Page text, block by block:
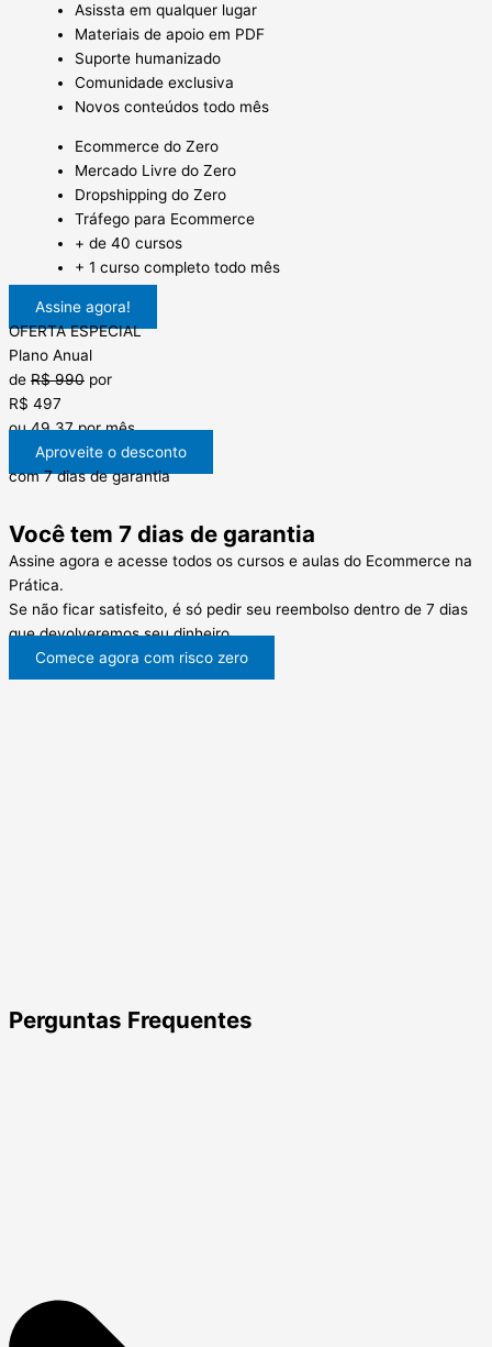
Asissta em qualquer lugar
Materiais de apoio em PDF
Suporte humanizado
Comunidade exclusiva
Novos conteúdos todo mês
Ecommerce do Zero
Mercado Livre do Zero
Dropshipping do Zero
Tráfego para Ecommerce
+ de 40 cursos
+ 1 curso completo todo mês
Assine agora!
OFERTA ESPECIAL
Plano Anual
de R$ 990 por
R$ 497
ou 49,37 por mês
Aproveite o desconto
com 7 dias de garantia
Você tem 7 dias de garantia
Assine agora e acesse todos os cursos e aulas do Ecommerce na
Prática.
Se não ficar satisfeito, é só pedir seu reembolso dentro de 7 dias
que devolveremos seu dinheiro.
Comece agora com risco zero
Perguntas Frequentes